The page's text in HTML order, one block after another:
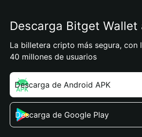
Descarga Bitget Wallet
La billetera cripto más segura, con
40 millones de usuarios
Descarga de Android APK
Descarga de Google Play